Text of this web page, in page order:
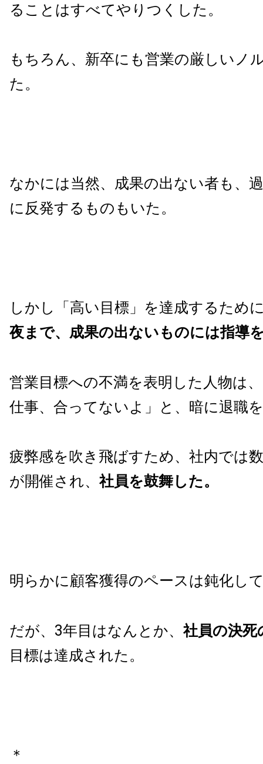
ることはすべてやりつくした。
もちろん、新卒にも営業の厳しいノ
た。
なかには当然、成果の出ない者も、
に反発するものもいた。
しかし「高い目標」を達成するため
夜まで、成果の出ないものには指導
営業目標への不満を表明した人物は
仕事、合ってないよ」と、暗に退職
疲弊感を吹き飛ばすため、社内では
が開催され、 社員を鼓舞した。
明らかに顧客獲得のペースは鈍化し
だが、3年目はなんとか、 社員の決死
目標は達成された。
＊